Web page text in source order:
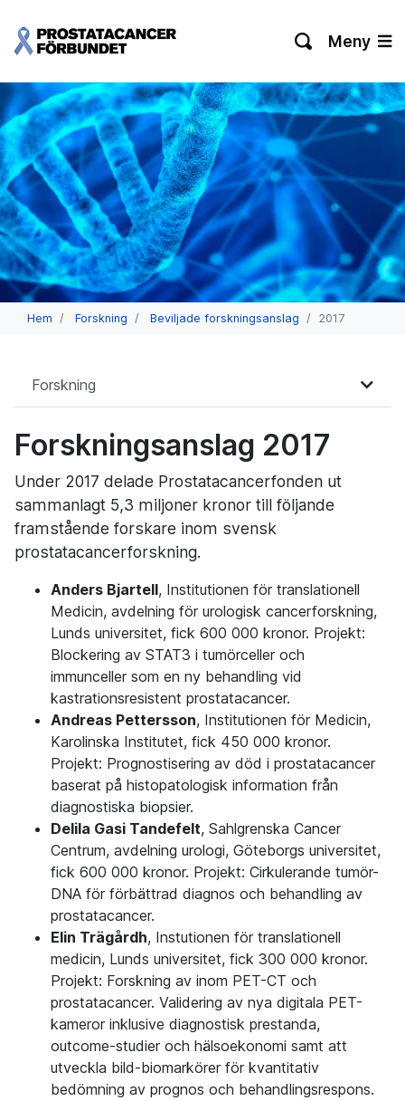
Meny
Hem Forskning Beviljade forskningsanslag 2017
Forskning
Forskningsanslag 2017
Under 2017 delade Prostatacancerfonden ut
sammanlagt 5,3 miljoner kronor till följande
framstående forskare inom svensk
prostatacancerforskning.
Anders Bjartell, Institutionen för translationell
Medicin, avdelning för urologisk cancerforskning,
Lunds universitet, fick 600 000 kronor. Projekt:
Blockering av STAT3 i tumörceller och
immunceller som en ny behandling vid
kastrationsresistent prostatacancer.
Andreas Pettersson, Institutionen för Medicin,
Karolinska Institutet, fick 450 000 kronor.
Projekt: Prognostisering av död i prostatacancer
baserat på histopatologisk information från
diagnostiska biopsier.
Delila Gasi Tandefelt, Sahlgrenska Cancer
Centrum, avdelning urologi, Göteborgs universitet,
fick 600 000 kronor. Projekt: Cirkulerande tumör-
DNA för förbättrad diagnos och behandling av
prostatacancer.
Elin Trägårdh, Instutionen för translationell
medicin, Lunds universitet, fick 300 000 kronor.
Projekt: Forskning av inom PET-CT och
prostatacancer. Validering av nya digitala PET-
kameror inklusive diagnostisk prestanda,
outcome-studier och hälsoekonomi samt att
utveckla bild-biomarkörer för kvantitativ
bedömning av prognos och behandlingsrespons.